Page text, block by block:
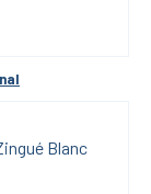
Blanc